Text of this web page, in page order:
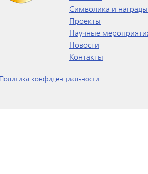
Символика и награды
Проекты
Научные
Новости
Контакты
Политика конфиденциальности